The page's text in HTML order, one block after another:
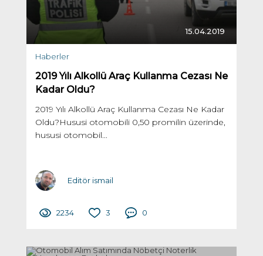
15.04.2019
Haberler
2019 Yılı Alkollü Araç Kullanma Cezası Ne
Kadar Oldu?
2019 Yılı Alkollü Araç Kullanma Cezası Ne Kadar
Oldu?Hususi otomobili 0,50 promilin üzerinde,
hususi otomobil...
Editör ismail
2234 3 0